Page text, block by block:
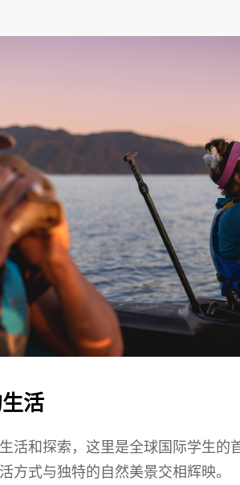
活
活和探索，这里是全球国际学生的
方式与独特的自然美景交相辉映。